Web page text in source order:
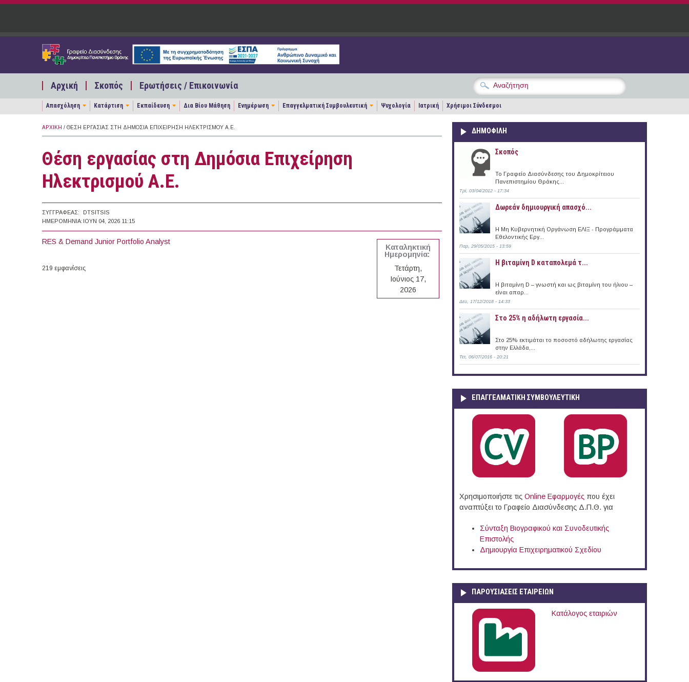
Παράκαμψη προς το κυρίως περιεχόμενο
Αρχική Σκοπός Ερωτήσεις / Επικοινωνία
Απασχόληση Κατάρτιση Εκπαίδευση Δια Βίου Μάθηση Ενημέρωση Επαγγελματική Συμβουλευτική Ψυχολογία Ιατρική Χρήσιμοι Σύνδεσμοι
ΑΡΧΙΚΉ / ΘΈΣΗ ΕΡΓΑΣΊΑΣ ΣΤΗ ΔΗΜΌΣΙΑ ΕΠΙΧΕΊΡΗΣΗ ΗΛΕΚΤΡΙΣΜΟΎ Α.Ε.
Θέση εργασίας στη Δημόσια Επιχείρηση
Ηλεκτρισμού Α.Ε.
ΣΥΓΓΡΑΦΈΑΣ:
DTSITSIS
ΗΜΕΡΟΜΗΝΊΑ: ΙΟΥΝ 04, 2026 11:15
Καταληκτική
Ημερομηνία:
Τετάρτη,
Ιούνιος 17,
2026
RES & Demand Junior Portfolio Analyst
219 εμφανίσεις
ΔΗΜΟΦΙΛΗ
Σκοπός
Το Γραφείο Διασύνδεσης του Δημοκρίτειου
Πανεπιστημίου Θράκης...
Τρί, 03/04/2012 - 17:34
Δωρεάν δημιουργική απασχό...
Η Μη Κυβερνητική Οργάνωση ΕΛΙΞ - Προγράμματα
Εθελοντικής Εργ...
Παρ, 29/05/2015 - 13:59
Η βιταμίνη D καταπολεμά τ...
Η βιταμίνη D – γνωστή και ως βιταμίνη του ήλιου –
είναι απαρ...
Δευ, 17/12/2018 - 14:33
Στο 25% η αδήλωτη εργασία...
Στο 25% εκτιμάται το ποσοστό αδήλωτης εργασίας
στην Ελλάδα,...
Τετ, 06/07/2016 - 20:21
ΕΠΑΓΓΕΛΜΑΤΙΚΉ ΣΥΜΒΟΥΛΕΥΤΙΚΉ
Χρησιμοποιήστε τις Online Eφαρμογές που έχει
αναπτύξει το Γραφείο Διασύνδεσης Δ.Π.Θ. για
Σύνταξη Βιογραφικού και Συνοδευτικής
Επιστολής
Δημιουργία Επιχειρηματικού Σχεδίου
ΠΑΡΟΥΣΙΆΣΕΙΣ ΕΤΑΙΡΕΙΏΝ
Κατάλογος εταιριών